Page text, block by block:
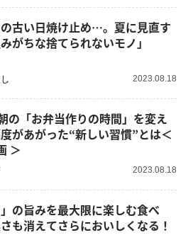
古い日焼け止め…。夏に見直す
みがちな捨てられないモノ」
2023.08.18
の「お弁当作りの時間」を変え
があがった“新しい習慣”とは＜
＞
2023.08.18
」の旨みを最大限に楽しむ食べ
も消えてさらにおいしくなる！